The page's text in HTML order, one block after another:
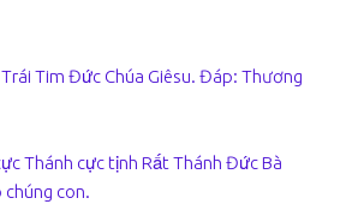
Tim Đức Chúa Giêsu. Đáp: Thương
Thánh cực tịnh Rất Thánh Đức Bà
chúng con.